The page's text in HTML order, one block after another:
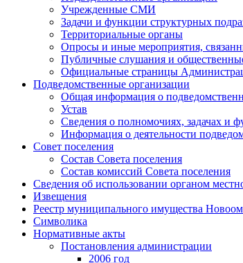
Учрежденные СМИ
Задачи и функции структурных
Территориальные органы
Опросы и иные мероприятия,
Публичные слушания и
Официальные страницы
Подведомственные организации
Общая информация о
Устав
Сведения о полномочиях, задачах и
Информация о деятельности
Совет поселения
Состав Совета поселения
Состав комиссий Совета поселения
Сведения об использовании органом
Извещения
Реестр муниципального имущества
Символика
Нормативные акты
Постановления администрации
2006 год